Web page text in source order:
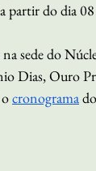
partir do dia
sede do
Dias, Ouro
cronograma